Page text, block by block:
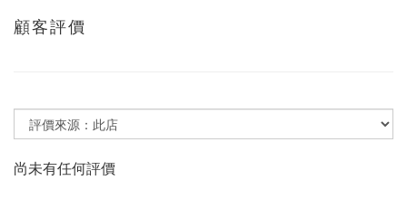
顧客評價
尚未有任何評價